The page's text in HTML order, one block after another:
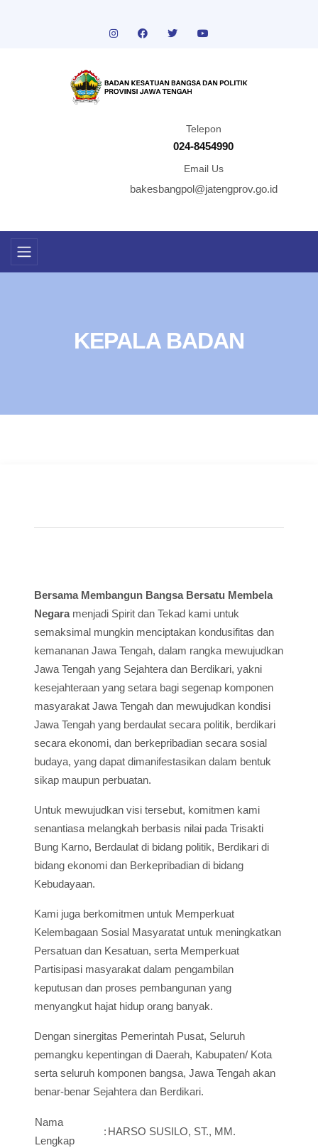
Telepon
024-8454990
Email Us
bakesbangpol@jatengprov.go.id
KEPALA BADAN
Bersama Membangun Bangsa Bersatu Membela
Negaramenjadi Spirit dan Tekad kami untuk
semaksimal mungkin menciptakan kondusifitas dan
kemananan Jawa Tengah, dalam rangka mewujudkan
Jawa Tengah yang Sejahtera dan Berdikari, yakni
kesejahteraan yang setara bagi segenap komponen
masyarakat Jawa Tengah dan mewujudkan kondisi
Jawa Tengah yang berdaulat secara politik, berdikari
secara ekonomi, dan berkepribadian secara sosial
budaya, yang dapat dimanifestasikan dalam bentuk
sikap maupun perbuatan.
Untuk mewujudkan visi tersebut, komitmen kami
senantiasa melangkah berbasis nilai pada Trisakti
Bung Karno, Berdaulat di bidang politik, Berdikari di
bidang ekonomi dan Berkepribadian di bidang
Kebudayaan.
Kami juga berkomitmen untuk Memperkuat
Kelembagaan Sosial Masyaratat untuk meningkatkan
Persatuan dan Kesatuan, serta Memperkuat
Partisipasi masyarakat dalam pengambilan
keputusan dan proses pembangunan yang
menyangkut hajat hidup orang banyak.
Dengan sinergitas Pemerintah Pusat, Seluruh
pemangku kepentingan di Daerah, Kabupaten/ Kota
serta seluruh komponen bangsa, Jawa Tengah akan
benar-benar Sejahtera dan Berdikari.
Nama
Lengkap
: HARSO SUSILO, ST., MM.